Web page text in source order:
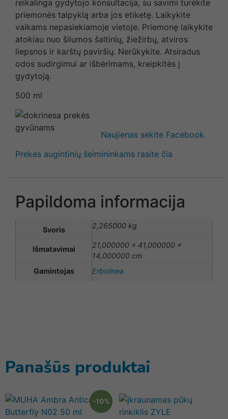
reikalinga gydytojo konsultacija, su savimi turėkite
priemonės talpyklą arba jos etiketę. Laikykite
vaikams nepasiekiamoje vietoje. Priemonę laikykite
atokiau nuo šilumos šaltinių, žiežirbų, atviros
liepsnos ir karštų paviršių. Nerūkykite. Atsiradus
odos sudirgimui ar išbėrimams, kreipkitės į
gydytoją.
500 ml
Naujienas sekite Facebook
Prekes augintinių šeimininkams rasite čia
Papildoma informacija
Svoris 2,265000 kg
Išmatavimai
21,000000 × 41,000000 ×
14,000000 cm
Gamintojas
Erbolinea
Panašūs produktai
-10%